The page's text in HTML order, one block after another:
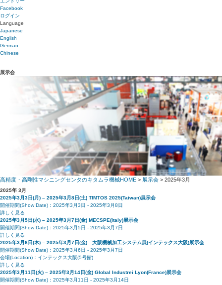
Facebook
ログイン
Language
Japanese
English
German
Chinese
展示会
高精度・高剛性マシニングセンタのキタムラ機械HOME > 展示会 > 2025年3月
2025年 3月
2025年3月3日(月) – 2025年3月8日(土) TIMTOS 2025(Taiwan)展示会
開催期間(Show Date) ：2025年3月3日 - 2025年3月8日
詳しく見る
2025年3月5日(水) – 2025年3月7日(金) MECSPE(Italy)展示会
開催期間(Show Date) ：2025年3月5日 - 2025年3月7日
詳しく見る
2025年3月6日(木) – 2025年3月7日(金) 大阪機械加工システム展(インテックス大阪)展示会
開催期間(Show Date) ：2025年3月6日 - 2025年3月7日
会場(Location) ：インテックス大阪(5号館)
詳しく見る
2025年3月11日(火) – 2025年3月14日(金) Global Industrei Lyon(France)展示会
開催期間(Show Date) ：2025年3月11日 - 2025年3月14日